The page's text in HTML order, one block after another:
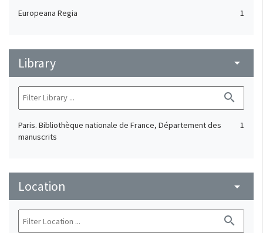
Europeana Regia 1
Library arrow_drop_down
search
Paris. Bibliothèque nationale de France, Département des
manuscrits
1
Location arrow_drop_down
search